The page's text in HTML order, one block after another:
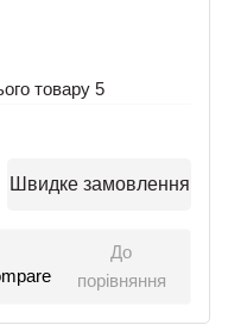
товару 5
Швидке замовлення
До
порівняння